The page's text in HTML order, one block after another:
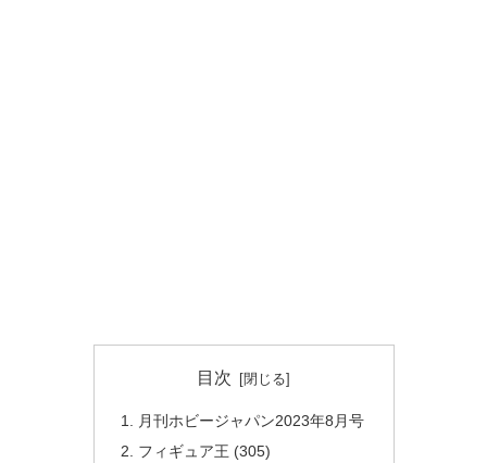
目次
月刊ホビージャパン2023年8月号
フィギュア王 (305)